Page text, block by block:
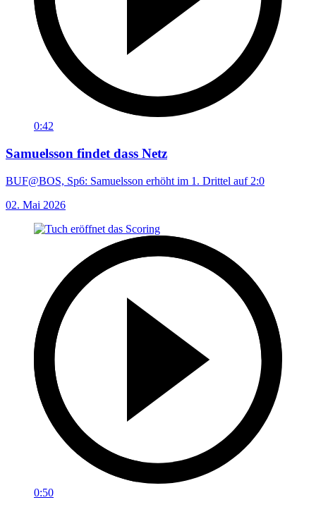
0:42
Samuelsson findet dass Netz
BUF@BOS, Sp6: Samuelsson erhöht im 1. Drittel auf 2:0
02. Mai 2026
0:50